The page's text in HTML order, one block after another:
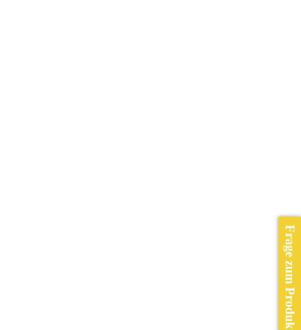
Frage zum Produkt?